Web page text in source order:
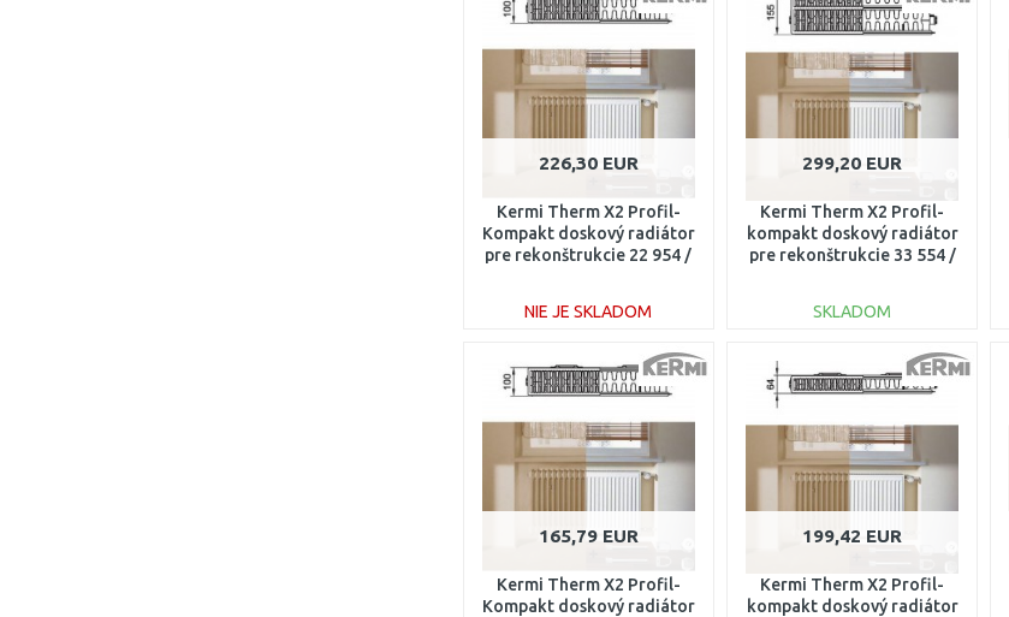
Porovnať
226,30 EUR
Kermi Therm X2 Profil-
Kompakt doskový radiátor
pre rekonštrukcie 22 954 /
NIE JE SKLADOM
DO KOŠÍKA
299,20 EUR
Kermi Therm X2 Profil-
kompakt doskový radiátor
pre rekonštrukcie 33 554 /
SKLADOM
DO KOŠÍKA
165,79 EUR
Kermi Therm X2 Profil-
Kompakt doskový radiátor
199,42 EUR
Kermi Therm X2 Profil-
kompakt doskový radiátor